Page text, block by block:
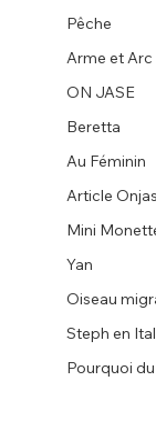
Pêche
Arme et Arc
ON JASE
Beretta
Au Féminin
Article
Mini
Yan
Oiseau
Steph en
Pourquoi